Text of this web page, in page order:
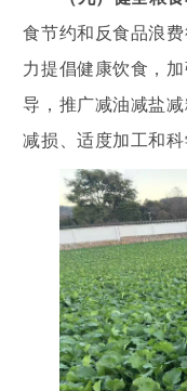
食节约和反食品浪
力提倡健康饮食，
导，推广减油减盐
减损、适度加工和科